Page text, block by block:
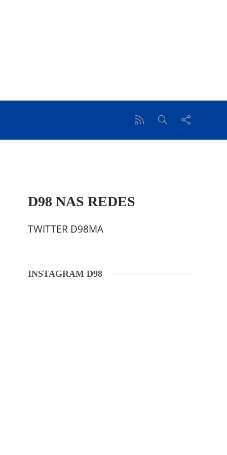
D98 NAS REDES
TWITTER D98MA
INSTAGRAM D98